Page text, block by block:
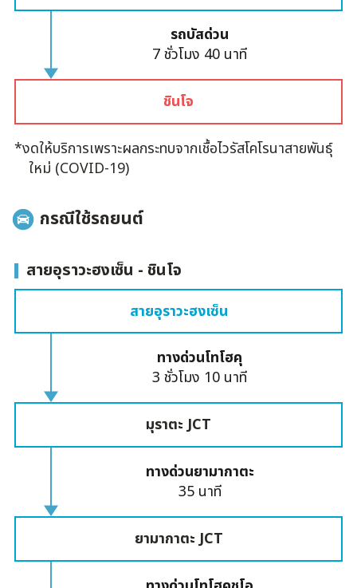
รถบัสด่วน
7 ชั่วโมง 40 นาที
ชินโจ
*งดให้บริการเพราะผลกระทบจากเชื้อไวรัสโคโรนาสายพันธุ์
ใหม่ (COVID-19)
กรณีใช้รถยนต์
สายอุราวะฮงเซ็น - ชินโจ
สายอุราวะฮงเซ็น
ทางด่วนโทโฮคุ
3 ชั่วโมง 10 นาที
มุราตะ JCT
ทางด่วนยามากาตะ
35 นาที
ยามากาตะ JCT